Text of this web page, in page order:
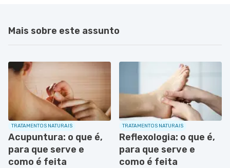
Mais sobre este assunto
TRATAMENTOS NATURAIS
Acupuntura: o que é,
para que serve e
como é feita
TRATAMENTOS NATURAIS
Reflexologia: o que é,
para que serve e
como é feita